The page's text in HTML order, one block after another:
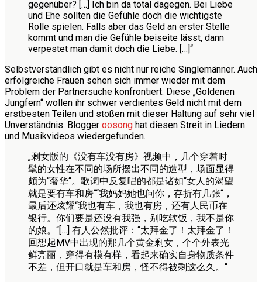
gegenüber? […] Ich bin da total dagegen. Bei Liebe
und Ehe sollten die Gefühle doch die wichtigste
Rolle spielen. Falls aber das Geld an erster Stelle
kommt und man die Gefühle beiseite lässt, dann
verpestet man damit doch die Liebe. […]“
Selbstverständlich gibt es nicht nur reiche Singlemänner. Auch
erfolgreiche Frauen sehen sich immer wieder mit dem
Problem der Partnersuche konfrontiert. Diese „Goldenen
Jungfern“ wollen ihr schwer verdientes Geld nicht mit dem
erstbesten Teilen und stoßen mit dieser Haltung auf sehr viel
Unverständnis. Blogger oosong hat diesen Streit in Liedern
und Musikvideos wiedergefunden.
„剩女版的《没有车没有房》视频中，几个穿着时
髦的女性在不同的场所摆出不同的造型，场面显得
颇为“奢华“。歌词中反复唱的都是诸如“女人的渴望
就是要有车和房““我妈妈她也问你，存折有几张“，
最后还炫耀“我也有车，我也有房，还有人民币在
银行。你们要是还没有我强，别吃软饭，我不是你
的娘。“[…] 有人公然批评：“太拜金了！太拜金了！
回想起MV中出现的那几个黄金剩女，个个外表光
鲜亮丽，穿得有模有样，看起来确实自身物质条件
不差，但开口就是车和房，怪不得被剩这么久。“